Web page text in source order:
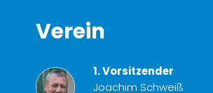
Verein
1. Vorsitzender
Joachim Schweiß